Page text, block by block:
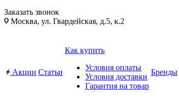
Заказать звонок
Москва, ул. Гвардейская, д.5, к.2
Акции Статьи
Как купить
Условия оплаты
Условия доставки
Гарантия на товар
Бренды